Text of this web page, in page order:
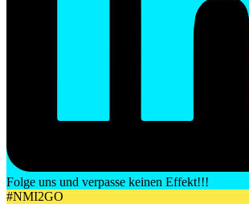
Folge uns und verpasse keinen Effekt!!!
#NMI2GO